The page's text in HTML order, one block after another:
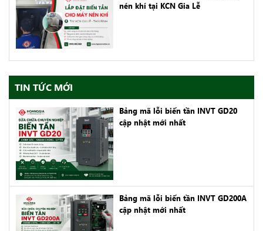
nén khí tại KCN Gia Lễ
TIN TỨC MỚI
Bảng mã lỗi biến tần INVT GD20
cập nhật mới nhất
Bảng mã lỗi biến tần INVT GD200A
cập nhật mới nhất